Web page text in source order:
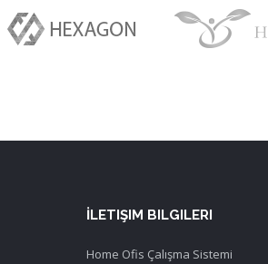
İLETIŞIM BILGILERI
Home Ofis Çalışma Sistemi